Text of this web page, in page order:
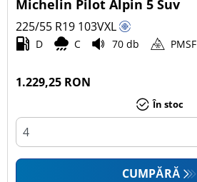
Michelin Pilot Alpin 5 Suv
225/55 R19 103VXL
D C 70 db PMSF
1.229,25 RON
În stoc
CUMPĂRĂ